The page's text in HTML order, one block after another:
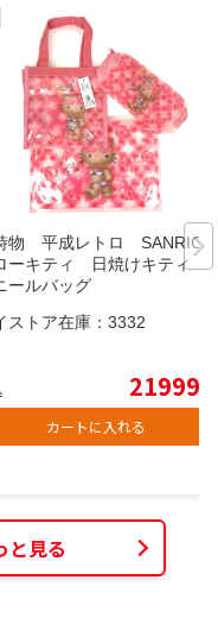
物 平成レトロ SANRIO
ーキティ 日焼けキティ
ールバッグ
ストア在庫： 3332
21999
カートに入れる
と見る